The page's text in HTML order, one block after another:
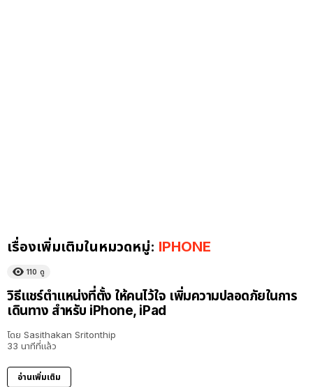
เรื่องเพิ่มเติมในหมวดหมู่: IPHONE
110 ดู
วิธีแชร์ตำแหน่งที่ตั้ง ให้คนไว้ใจ เพิ่มความปลอดภัยในการ
เดินทาง สำหรับ iPhone, iPad
โดย Sasithakan Sritonthip
33 นาทีที่แล้ว
อ่านเพิ่มเติม